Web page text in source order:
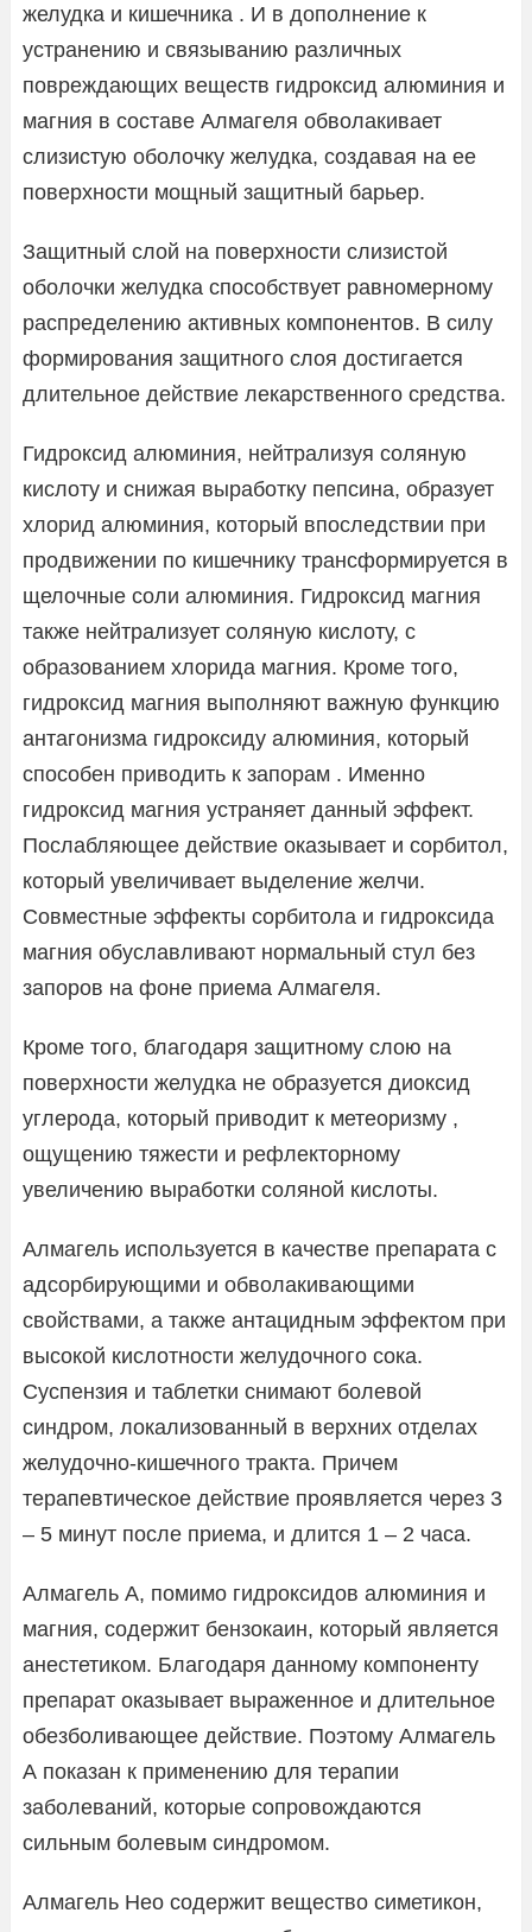
желудка и кишечника . И в дополнение к
устранению и связыванию различных
повреждающих веществ гидроксид алюминия и
магния в составе Алмагеля обволакивает
слизистую оболочку желудка, создавая на ее
поверхности мощный защитный барьер.
Защитный слой на поверхности слизистой
оболочки желудка способствует равномерному
распределению активных компонентов. В силу
формирования защитного слоя достигается
длительное действие лекарственного средства.
Гидроксид алюминия, нейтрализуя соляную
кислоту и снижая выработку пепсина, образует
хлорид алюминия, который впоследствии при
продвижении по кишечнику трансформируется в
щелочные соли алюминия. Гидроксид магния
также нейтрализует соляную кислоту, с
образованием хлорида магния. Кроме того,
гидроксид магния выполняют важную функцию
антагонизма гидроксиду алюминия, который
способен приводить к запорам . Именно
гидроксид магния устраняет данный эффект.
Послабляющее действие оказывает и сорбитол,
который увеличивает выделение желчи.
Совместные эффекты сорбитола и гидроксида
магния обуславливают нормальный стул без
запоров на фоне приема Алмагеля.
Кроме того, благодаря защитному слою на
поверхности желудка не образуется диоксид
углерода, который приводит к метеоризму ,
ощущению тяжести и рефлекторному
увеличению выработки соляной кислоты.
Алмагель используется в качестве препарата с
адсорбирующими и обволакивающими
свойствами, а также антацидным эффектом при
высокой кислотности желудочного сока.
Суспензия и таблетки снимают болевой
синдром, локализованный в верхних отделах
желудочно-кишечного тракта. Причем
терапевтическое действие проявляется через 3
– 5 минут после приема, и длится 1 – 2 часа.
Алмагель А, помимо гидроксидов алюминия и
магния, содержит бензокаин, который является
анестетиком. Благодаря данному компоненту
препарат оказывает выраженное и длительное
обезболивающее действие. Поэтому Алмагель
А показан к применению для терапии
заболеваний, которые сопровождаются
сильным болевым синдромом.
Алмагель Нео содержит вещество симетикон,